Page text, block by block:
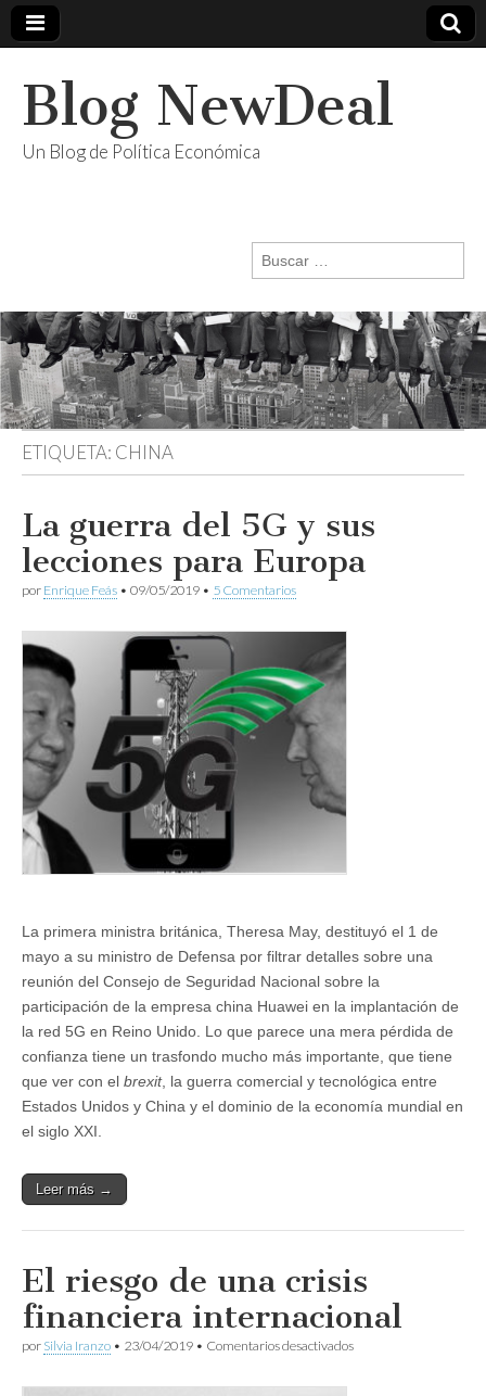
Blog NewDeal
Un Blog de Política Económica
Buscar:
ETIQUETA: CHINA
La guerra del 5G y sus
lecciones para Europa
por Enrique Feás • 09/05/2019 • 5 Comentarios
La primera ministra británica, Theresa May, destituyó el 1 de
mayo a su ministro de Defensa por filtrar detalles sobre una
reunión del Consejo de Seguridad Nacional sobre la
participación de la empresa china Huawei en la implantación de
la red 5G en Reino Unido. Lo que parece una mera pérdida de
confianza tiene un trasfondo mucho más importante, que tiene
que ver con el brexit, la guerra comercial y tecnológica entre
Estados Unidos y China y el dominio de la economía mundial en
el siglo XXI.
Leer más →
El riesgo de una crisis
financiera internacional
por Silvia Iranzo • 23/04/2019 • Comentarios desactivadosen